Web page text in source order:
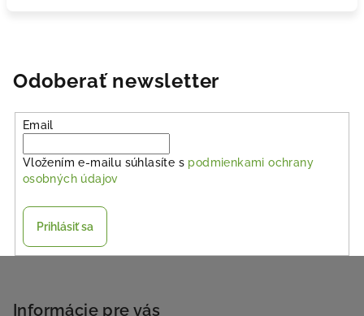
Odoberať newsletter
Email
Vložením e-mailu súhlasíte s podmienkami ochrany
osobných údajov
Prihlásiť sa
Informácie pre vás